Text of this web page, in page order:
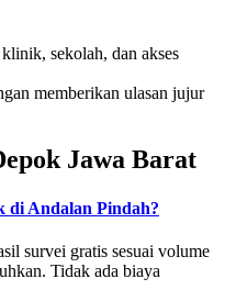
sekolah, dan akses
memberikan ulasan jujur
Jawa Barat
di Andalan Pindah?
survei gratis sesuai volume
Tidak ada biaya